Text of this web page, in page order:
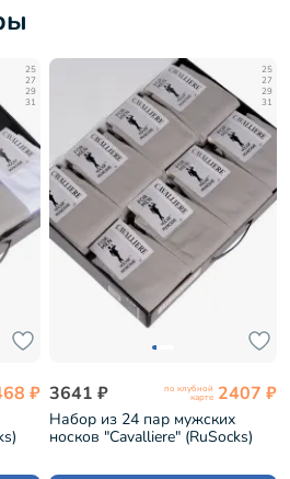
25
27
29
31
₽
25
27
29
31
3641 ₽ по клубной
карте 2407 ₽
Набор из 24 пар мужских
носков "Cavalliere" (RuSocks)